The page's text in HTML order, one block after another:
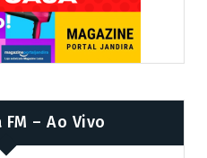
– Ao Vivo